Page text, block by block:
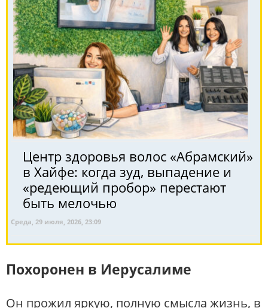
Центр здоровья волос «Абрaмский»
в Хайфе: когда зуд, выпадение и
«редеющий пробор» перестают
быть мелочью
Среда, 29 июля, 2026, 23:09
Похоронен в Иерусалиме
Он прожил яркую, полную смысла жизнь, в